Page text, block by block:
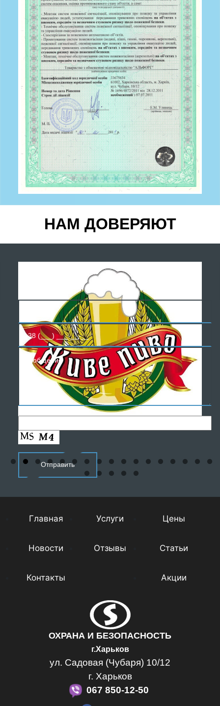
НАМ ДОВЕРЯЮТ
БЕСПЛАТНАЯ
КОНСУЛЬТАЦИЯ
Главная Услуги Цены
Новости Отзывы Статьи
Контакты Акции
ОХРАНА И БЕЗОПАСНОСТЬ
г.Харьков
ул. Садовая (Чубаря) 10/12
г. Харьков
067 850-12-50